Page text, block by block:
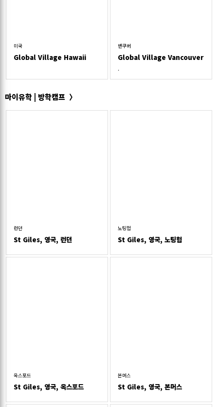
미국
Global Village Hawaii
밴쿠버
Global Village Vancouver
.
마이유학 | 방학캠프
런던
St Giles, 영국, 런던
노팅험
St Giles, 영국, 노팅험
옥스포드
St Giles, 영국, 옥스포드
본머스
St Giles, 영국, 본머스